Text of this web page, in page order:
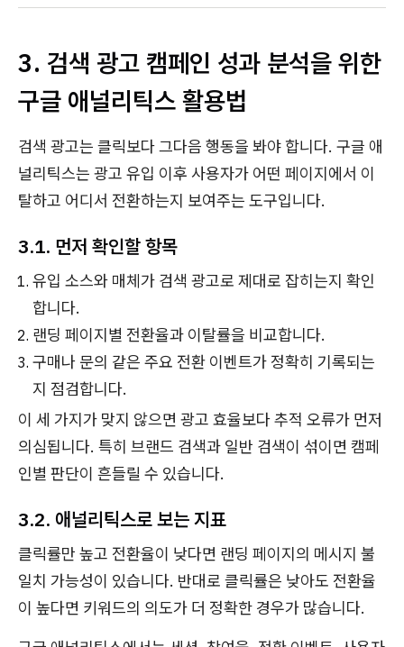
3. 검색 광고 캠페인 성과 분석을 위한
구글 애널리틱스 활용법
검색 광고는 클릭보다 그다음 행동을 봐야 합니다. 구글 애
널리틱스는 광고 유입 이후 사용자가 어떤 페이지에서 이
탈하고 어디서 전환하는지 보여주는 도구입니다.
3.1. 먼저 확인할 항목
유입 소스와 매체가 검색 광고로 제대로 잡히는지 확인
합니다.
랜딩 페이지별 전환율과 이탈률을 비교합니다.
구매나 문의 같은 주요 전환 이벤트가 정확히 기록되는
지 점검합니다.
이 세 가지가 맞지 않으면 광고 효율보다 추적 오류가 먼저
의심됩니다. 특히 브랜드 검색과 일반 검색이 섞이면 캠페
인별 판단이 흔들릴 수 있습니다.
3.2. 애널리틱스로 보는 지표
클릭률만 높고 전환율이 낮다면 랜딩 페이지의 메시지 불
일치 가능성이 있습니다. 반대로 클릭률은 낮아도 전환율
이 높다면 키워드의 의도가 더 정확한 경우가 많습니다.